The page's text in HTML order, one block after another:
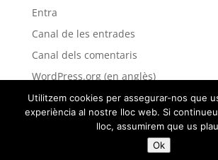
Entra
Canal de les entrades
Canal dels comentaris
WordPress.org (en anglès)
e m p i e z a p o r i
Utilitzem cookies per assegurar-nos que
experiència al nostre lloc web. Si
lloc, assumirem que us
Ok